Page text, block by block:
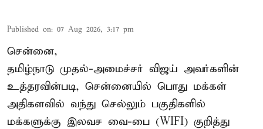
Published on: 07 Aug 2026, 3:17 pm
சென்னை,
தமிழ்நாடு முதல்-அமைச்சர் விஜய் அவர்களின்
உத்தரவின்படி, சென்னையில் பொது மக்கள்
அதிகளவில் வந்து செல்லும் பகுதிகளில்
மக்களுக்கு இலவச வை-பை (WIFI) குறித்து